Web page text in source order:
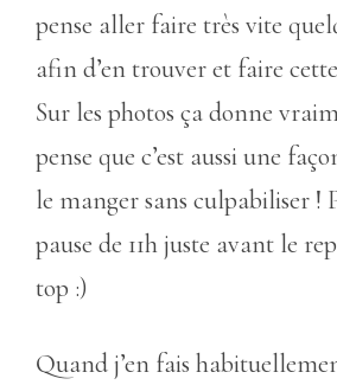
pense aller faire très vite
afin d’en trouver et faire
Sur les photos ça donne
pense que c’est aussi une
le manger sans culpabiliser !
pause de 11h juste avant le
top :)
Quand j’en fais